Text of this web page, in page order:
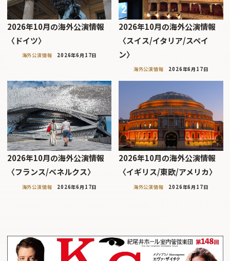
2026年10月の海外公演情報
〈ドイツ〉
海外公演情報 2026年6月17日
2026年10月の海外公演情報
〈スイス/イタリア/スペイ
ン〉
海外公演情報 2026年6月17日
2026年10月の海外公演情報
〈フランス/ベネルクス〉
海外公演情報 2026年6月17日
2026年10月の海外公演情報
〈イギリス/東欧/アメリカ〉
海外公演情報 2026年6月17日